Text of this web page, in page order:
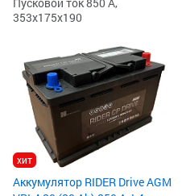
353x175x190
хит
Аккумулятор RIDER Drive AGM